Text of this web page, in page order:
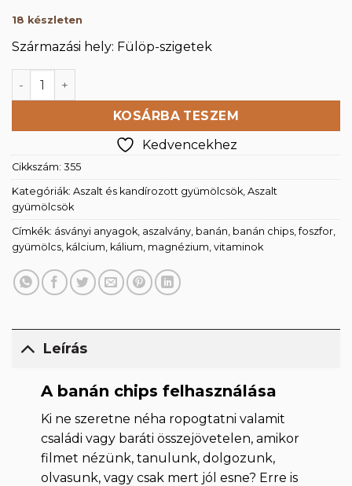
18 készleten
Származási hely: Fülöp-szigetek
Banán chips 500g mennyiség
KOSÁRBA TESZEM
Kedvencekhez
Cikkszám: 355
Kategóriák: Aszalt és kandírozott gyümölcsök Aszalt
gyümölcsök
Címkék: ásványi anyagok aszalvány banán banán chips ,foszfor
gyümölcs kálcium kálium magnézium vitaminok
Leírás
A banán chips felhasználása
Ki ne szeretne néha ropogtatni valamit
családi vagy baráti összejövetelen, amikor
filmet nézünk, tanulunk, dolgozunk,
olvasunk, vagy csak mert jól esne? Erre is